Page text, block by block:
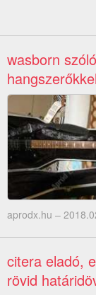
wasborn
aprodx.hu –
citera eladó,
rövid